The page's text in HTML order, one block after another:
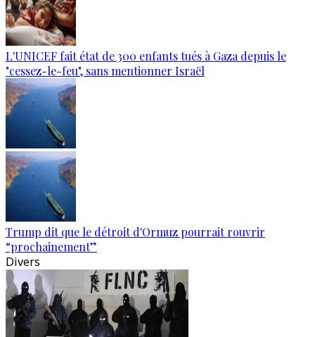
L'UNICEF fait état de 300 enfants tués à Gaza depuis le
"cessez-le-feu", sans mentionner Israël
Trump dit que le détroit d'Ormuz pourrait rouvrir
“prochainement”
Divers